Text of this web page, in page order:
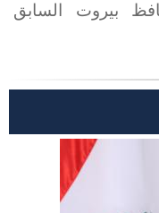
بيروت السابق